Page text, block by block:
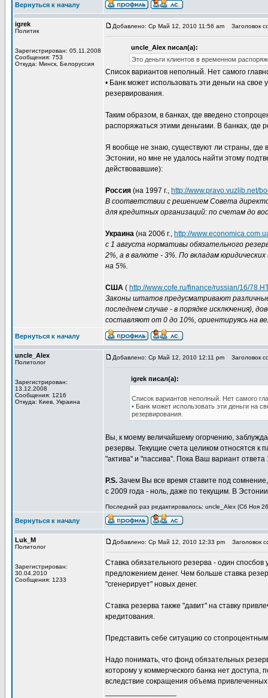
Вернуться к началу
igrek
Политик
Зарегистрирован: 05.11.2008
Сообщения: 753
Откуда: Минск, Белоруссия
Добавлено: Ср Май 12, 2010 11:56 am Заголовок
uncle_Alex писал(а):
Это деньги клиентов в временном
Список вариантов неполный. Нет самого
• Банк может использовать эти деньги на
резервирования.
Таким образом, в банках, где введено
распоряжаться этими деньгами. В банках, где
Я вообще не знаю, существуют ли страны, где
Эстонии, но мне не удалось найти этому
действовавшие):
Россия (на 1997 г., http://www.pravo.vuzlib.net/
В соответствии с решением Совета
для кредитных организаций: по счетам до
Украина (на 2006 г., http://
с 1 августа нормативы обязательного
2%, а в валюте - 3%. По вкладам
на 5%.
США ( http://www.cofe.ru/finance/russian/16/
Законы штатов предусматривают
последнем случае - в порядке исключения),
составляют от 0 до 10%, ориентируясь на
Вернуться к началу
uncle_Alex
Политолог
Зарегистрирован:
13.12.2008
Сообщения: 1216
Откуда: Киев, Украина
Добавлено: Ср Май 12, 2010 12:11 pm Заголовок
igrek писал(а):
Список вариантов неполный. Нет самого
• Банк может использовать эти деньги на
резервирования.
Вы, к моему величайшему огорчению,
резервы. Текущие счета целиком относятся к
"актива" и "пассива". Пока Ваш вариант
P.S. Зачем Вы все время ставите под
с 2009 года - ноль, даже по текущим. В
Последний раз редактировалось: uncle_Alex (Сб Ноя
Вернуться к началу
Luk_M
Политолог
Зарегистрирован:
30.04.2010
Сообщения: 1233
Добавлено: Ср Май 12, 2010 12:33 pm Заголовок
Ставка обязательного резерва - один
предложением денег. Чем больше ставка
"сгенерирует" новых денег.
Ставка резерва также "давит" на ставку
кредитования.
Представить себе ситуацию со
Надо понимать, что фонд обязательных
которому у коммерческого банка нет
вследствие сокращения объема привлеченных